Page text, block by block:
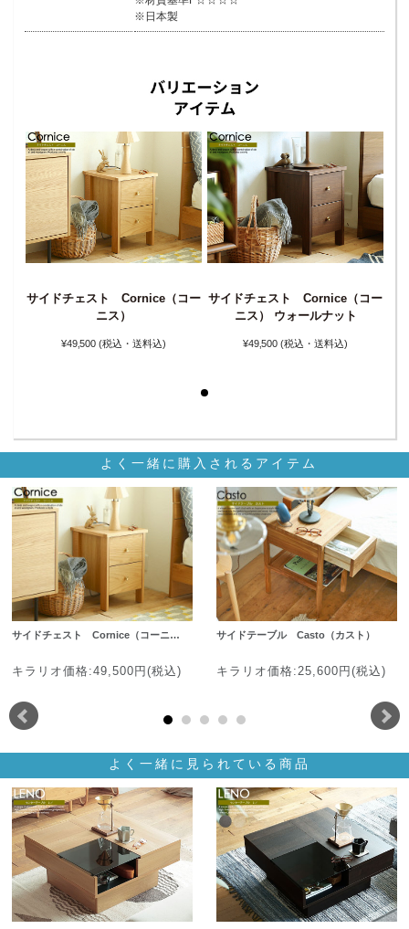
※日本製
サイドチェスト Cornice（コー
ニス）
¥49‚500 (税込・送料込)
サイドチェスト Cornice（コー
ニス） ウォールナット
¥49‚500 (税込・送料込)
よく一緒に購入されるアイテム
サイドチェスト Cornice（コーニ…
キラリオ価格:49,500円(税込)
サイドテーブル Casto（カスト）
キラリオ価格:25,600円(税込)
よく一緒に見られている商品